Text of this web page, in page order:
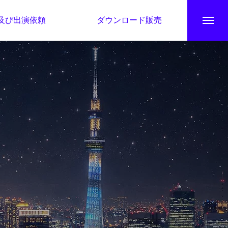
び出演依頼 ダウンロード販売
秘伝公開！吉凶カレンダー